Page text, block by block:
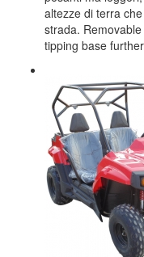
altezze di terra
strada.
tipping base